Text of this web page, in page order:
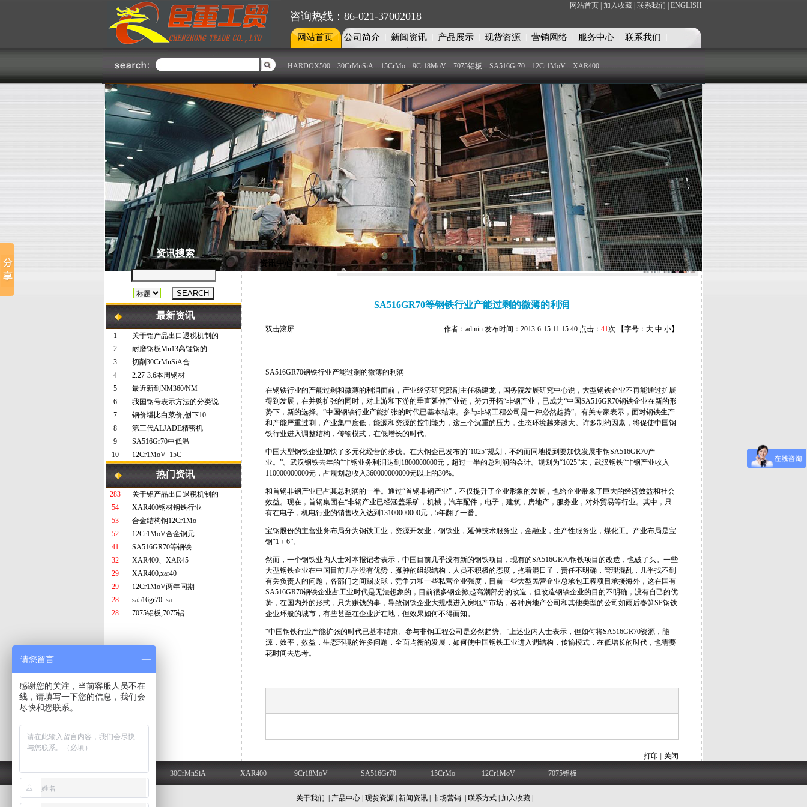
网站首页 | 加入收藏 | 联系我们 | ENGLISH
咨询热线：86-021-37002018
网站首页 公司简介 新闻资讯 产品展示 现货资源 营销网络 服务中心 联系我们
HARDOX500 30CrMnSiA 15CrMo 9Cr18MoV 7075铝板 SA516Gr70 12Cr1MoV XAR400
不锈钢部 模具钢部 特种合金圆钢部 铜铝合金部
不锈钢部
上海臣重不锈钢部主要经销国内
外各大钢铁厂上海克虏伯、广州
联众、宁波宝新、山西太钢、张
家港浦项、昆山大庚、宝钢集
团、台湾烨联、南非哥伦布、日
本、芬兰OUTOKUMPU、南非
Colum......了解更多
资讯搜索
最新资讯
1
关于铝产品出口退税机制的
2
耐磨钢板Mn13高锰钢的
3
切削30CrMnSiA合
4
2.27-3.6本周钢材
5
最近新到NM360/NM
6
我国钢号表示方法的分类说
7
钢价堪比白菜价,创下10
8
第三代ALJADE精密机
9
SA516Gr70中低温
10
12Cr1MoV_15C
热门资讯
283
关于铝产品出口退税机制的
54
XAR400钢材钢铁行业
53
合金结构钢12Cr1Mo
52
12Cr1MoV合金钢元
41
SA516GR70等钢铁
32
XAR400、XAR45
29
XAR400,xar40
29
12Cr1MoV两年同期
28
sa516gr70_sa
28
7075铝板,7075铝
资讯中心
SA516GR70等钢铁行业产能过剩的微薄的利润
双击滚屏 作者：admin 发布时间：2013-6-15 11:15:40 点击： 41次 【字号： 大 中 小】
SA516GR70钢铁行业产能过剩的微薄的利润
在钢铁行业的产能过剩和微薄的利润面前，产业经济研究部副主任杨建龙，国务院发展研究中心说，大型钢铁企业不再能通过扩展
得到发展，在并购扩张的同时，对上游和下游的垂直延伸产业链，努力开拓“非钢产业，已成为“中国SA516GR70钢铁企业在新的形
势下，新的选择。”中国钢铁行业产能扩张的时代已基本结束。参与非钢工程公司是一种必然趋势”。有关专家表示，面对钢铁生产
和产能严重过剩，产业集中度低，能源和资源的控制能力，这三个沉重的压力，生态环境越来越大。许多制约因素，将促使中国钢
铁行业进入调整结构，传输模式，在低增长的时代。
中国大型钢铁企业加快了多元化经营的步伐。在大钢企已发布的“1025”规划，不约而同地提到要加快发展非钢SA516GR70产
业。”。武汉钢铁去年的“非钢业务利润达到1800000000元，超过一半的总利润的会计。规划为“1025”末，武汉钢铁“非钢产业收入
110000000000元，占规划总收入360000000000元以上的30%。
和首钢非钢产业已占其总利润的一半。通过“首钢非钢产业”，不仅提升了企业形象的发展，也给企业带来了巨大的经济效益和社会
效益。现在，首钢集团在“非钢产业已经涵盖采矿，机械，汽车配件，电子，建筑，房地产，服务业，对外贸易等行业。其中，只
有在电子，机电行业的销售收入达到13100000000元，5年翻了一番。
宝钢股份的主营业务布局分为钢铁工业，资源开发业，钢铁业，延伸技术服务业，金融业，生产性服务业，煤化工。产业布局是宝
钢“1＋6”。
然而，一个钢铁业内人士对本报记者表示，中国目前几乎没有新的钢铁项目，现有的SA516GR70钢铁项目的改造，也破了头。一些
大型钢铁企业在中国目前几乎没有优势，臃肿的组织结构，人员不积极的态度，抱着混日子，责任不明确，管理混乱，几乎找不到
有关负责人的问题，各部门之间踢皮球，竞争力和一些私营企业强度，目前一些大型民营企业总承包工程项目承接海外，这在国有
SA516GR70钢铁企业占工业时代是无法想象的，目前很多钢企掀起高潮部分的改造，但改造钢铁企业的目的不明确，没有自己的优
势，在国内外的形式，只为赚钱的事，导致钢铁企业大规模进入房地产市场，各种房地产公司和其他类型的公司如雨后春笋SP钢铁
企业环般的城市，有些甚至在企业所在地，但效果如何不得而知。
“中国钢铁行业产能扩张的时代已基本结束。参与非钢工程公司是必然趋势。”上述业内人士表示，但如何将SA516GR70资源，能
源，效率，效益，生态环境的许多问题，全面均衡的发展，如何使中国钢铁工业进入调结构，传输模式，在低增长的时代，也需要
花时间去思考。
打印 关闭
HARDOX500 30CrMnSiA XAR400 9Cr18MoV SA516Gr70 15CrMo 12Cr1MoV 7075铝板
关于我们 产品中心 现货资源 新闻资讯 市场营销 联系方式 加入收藏
请您留言
感谢您的关注，当前客服人员不在
线，请填写一下您的信息，我们会
尽快和您联系。